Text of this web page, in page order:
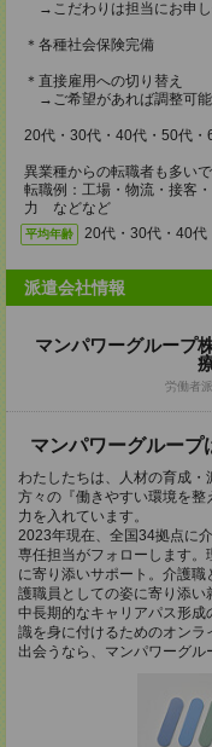
→こだわりは担当にお申し
＊各種社会保険完備
＊直接雇用への切り替え
→ご希望があれば調整可
20代・30代・40代・50代・
異業種からの転職者も多いで
転職例：工場・物流・接客
力 などなど
平均年齢 20代・30代・40
派遣会社情報
マンパワーグルー
労働者
マンパワーグループ
わたしたちは、人材の育成・
方々の『働きやすい環境を
力を入れています。
2023年現在、全国34拠点に
専任担当がフォローします
に寄り添いサポート。介護
護職員としての姿に寄り添い
中長期的なキャリアパス形
識を身に付けるためのオン
出会うなら、マンパワーグル